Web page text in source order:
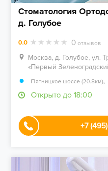
Стоматология
д. Голубое
0.0 0 отзывов
Москва, д. Голубое, ул.
«Первый
Пятницкое шоссе (20.8км),
Открыто до 18:00
+7